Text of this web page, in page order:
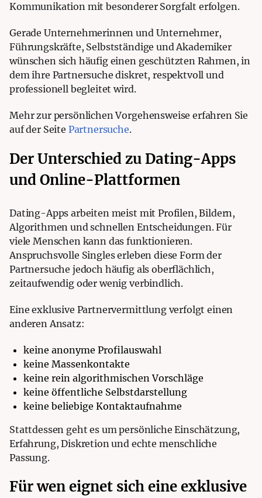
Kommunikation mit besonderer Sorgfalt erfolgen.
Gerade Unternehmerinnen und Unternehmer,
Führungskräfte, Selbstständige und Akademiker
wünschen sich häufig einen geschützten Rahmen, in
dem ihre Partnersuche diskret, respektvoll und
professionell begleitet wird.
Mehr zur persönlichen Vorgehensweise erfahren Sie
auf der Seite Partnersuche.
Der Unterschied zu Dating-Apps
und Online-Plattformen
Dating-Apps arbeiten meist mit Profilen, Bildern,
Algorithmen und schnellen Entscheidungen. Für
viele Menschen kann das funktionieren.
Anspruchsvolle Singles erleben diese Form der
Partnersuche jedoch häufig als oberflächlich,
zeitaufwendig oder wenig verbindlich.
Eine exklusive Partnervermittlung verfolgt einen
anderen Ansatz:
keine anonyme Profilauswahl
keine Massenkontakte
keine rein algorithmischen Vorschläge
keine öffentliche Selbstdarstellung
keine beliebige Kontaktaufnahme
Stattdessen geht es um persönliche Einschätzung,
Erfahrung, Diskretion und echte menschliche
Passung.
Für wen eignet sich eine exklusive